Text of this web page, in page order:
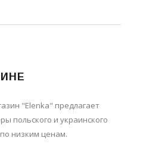
"Elenka" предлагает
польского и украинского
низким ценам.